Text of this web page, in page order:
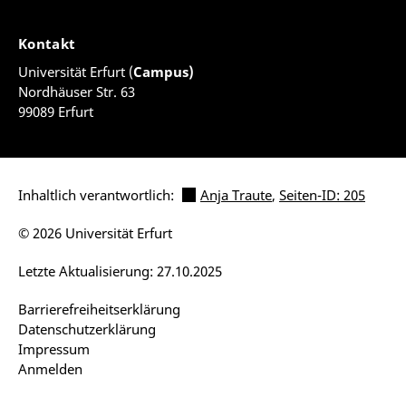
Kontakt
Universität Erfurt (Campus)
Nordhäuser Str. 63
99089 Erfurt
Inhaltlich verantwortlich: Anja Traute, Seiten-ID: 205
Barrierefreiheitserklärung
Datenschutzerklärung
Impressum
Anmelden
Letzte Aktualisierung: 27.10.2025
© 2026 Universität Erfurt